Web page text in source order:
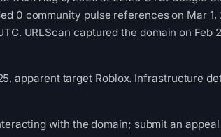
0 community pulse references on Mar 1,
URLScan captured the domain on Feb
apparent target Roblox. Infrastructure
with the domain; submit an